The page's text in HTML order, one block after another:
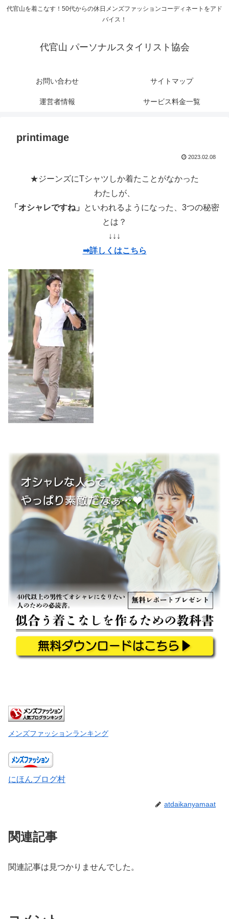
代官山を着こなす！50代からの休日メンズファッションコーディネートをアド
バイス！
代官山 パーソナルスタイリスト協会
お問い合わせ サイトマップ
運営者情報 サービス料金一覧
printimage
2023.02.08
★ジーンズにTシャツしか着たことがなかった
わたしが、
「オシャレですね」
といわれるようになった、3つの秘密
とは？
↓↓↓
➡詳しくはこちら
メンズファッションランキング
にほんブログ村
atdaikanyamaat
関連記事
関連記事は見つかりませんでした。